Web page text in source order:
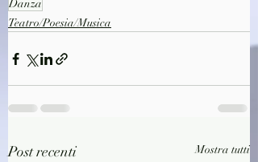
Danza
Teatro/Poesia/Musica
Post recenti Mostra tutti